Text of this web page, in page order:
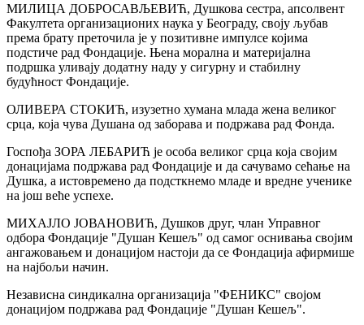
MИЛИЦА ДОБРОСАВЉЕВИЋ, Душкова сестра, апсолвент
Факултета организационих наука у Београду, своју љубав
према брату преточила је у позитивне импулсе којима
подстиче рад Фондације. Њена морална и материјална
подршка уливају додатну наду у сигурну и стабилну
будућност Фондације.
ОЛИВЕРА СТОКИЋ, изузетно хумана млада жена великог
срца, која чува Душана од заборава и подржава рад Фонда.
Госпођа ЗОРА ЛЕБАРИЋ је особа великог срца која својим
донацијама подржава рад Фондације и да сачувамо сећање на
Душка, а истовремено да подсткнемо младе и вредне ученике
на још веће успехе.
МИХАЈЛО ЈОВАНОВИЋ, Душков друг, члан Управног
одбора Фондације "Душан Кешељ" од самог оснивања својим
ангажовањем и донацијом настоји да се Фондација афирмише
на најбољи начин.
Независна синдикална организација "ФЕНИКС" својом
донацијом подржава рад Фондације "Душан Кешељ".